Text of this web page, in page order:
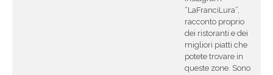
“LaFranciLura”,
racconto proprio
dei ristoranti e dei
migliori piatti che
potete trovare in
queste zone. Sono